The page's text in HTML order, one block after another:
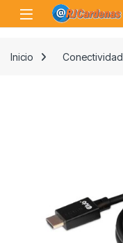
Skip to navigation
Skip to content
Open
Inicio Conectividad